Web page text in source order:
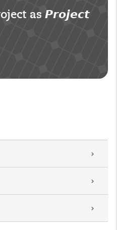
as 𝙋𝙧𝙤𝙟𝙚𝙘𝙩